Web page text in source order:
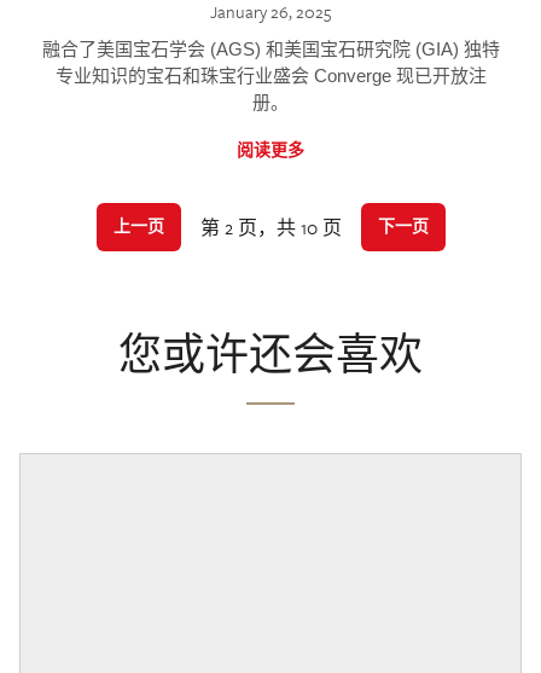
January 26, 2025
融合了美国宝石学会 (AGS) 和美国宝石研究院 (GIA) 独特
专业知识的宝石和珠宝行业盛会 Converge 现已开放注
册。
阅读更多
上一页 第 2 页，共 10 页 下一页
您或许还会喜欢